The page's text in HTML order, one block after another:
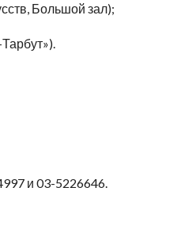
Большой зал);
и 03-5226646.